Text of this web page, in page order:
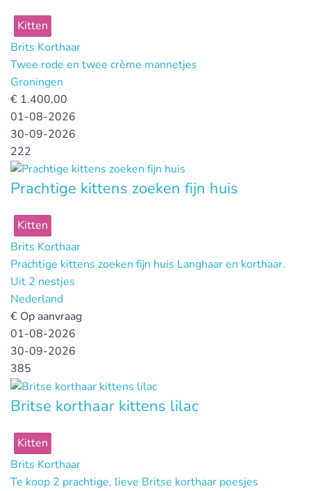
Kitten
Brits Korthaar
Twee rode en twee crème mannetjes
Groningen
€ 1.400,00
01-08-2026
30-09-2026
222
Prachtige kittens zoeken fijn huis
Kitten
Brits Korthaar
Prachtige kittens zoeken fijn huis Langhaar en korthaar.
Uit 2 nestjes
Nederland
€ Op aanvraag
01-08-2026
30-09-2026
385
Britse korthaar kittens lilac
Kitten
Brits Korthaar
Te koop 2 prachtige, lieve Britse korthaar poesjes